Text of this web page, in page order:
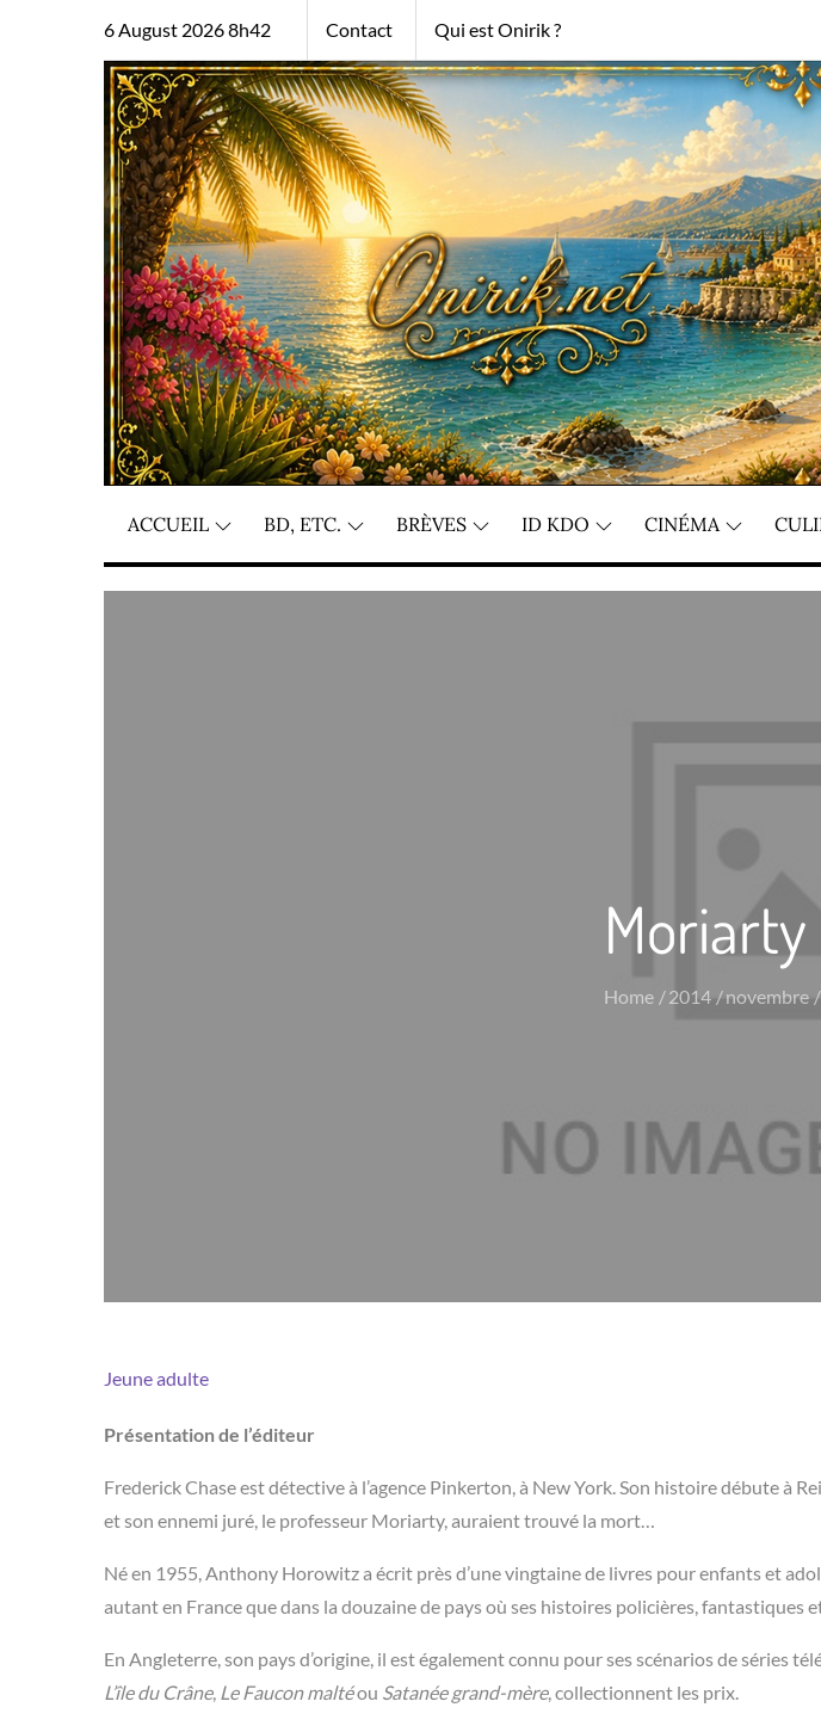
6 August 2026 8h42 Contact Qui est Onirik ?
ACCUEIL BD, ETC. BRÈVES ID KDO CINÉMA
Moriarty
Home 2014 novembre
Jeune adulte
Présentation de l’éditeur
Frederick Chase est détective à l’agence Pinkerton, à New York. Son histoire débute à
et son ennemi juré, le professeur Moriarty, auraient trouvé la mort…
Né en 1955, Anthony Horowitz a écrit près d’une vingtaine de livres pour enfants et
autant en France que dans la douzaine de pays où ses histoires policières, fantastiques
En Angleterre, son pays d’origine, il est également connu pour ses scénarios de séries
L’île du Crâne, Le Faucon maltéou Satanée grand-mère, collectionnent les prix.